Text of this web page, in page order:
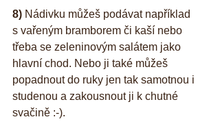
8) Nádivku můžeš podávat například
s vařeným bramborem či kaší nebo
třeba se zeleninovým salátem jako
hlavní chod. Nebo ji také můžeš
popadnout do ruky jen tak samotnou i
studenou a zakousnout ji k chutné
svačině :-).